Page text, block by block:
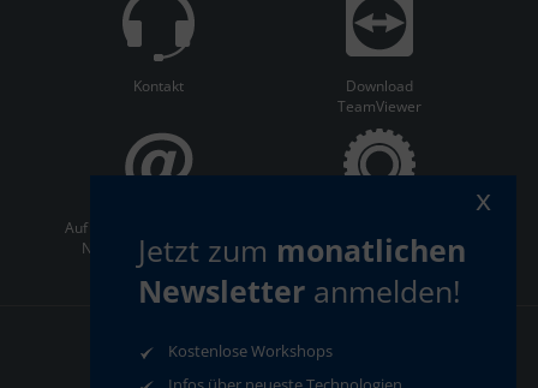
Kontakt
Download
TeamViewer
Auf dem Laufenden bleiben:
Newsletter abonnieren
AGB
Datenschutz
Impressum
Compliance
Jetzt zum monatlichen
Newsletter anmelden!
Kostenlose Workshops
x